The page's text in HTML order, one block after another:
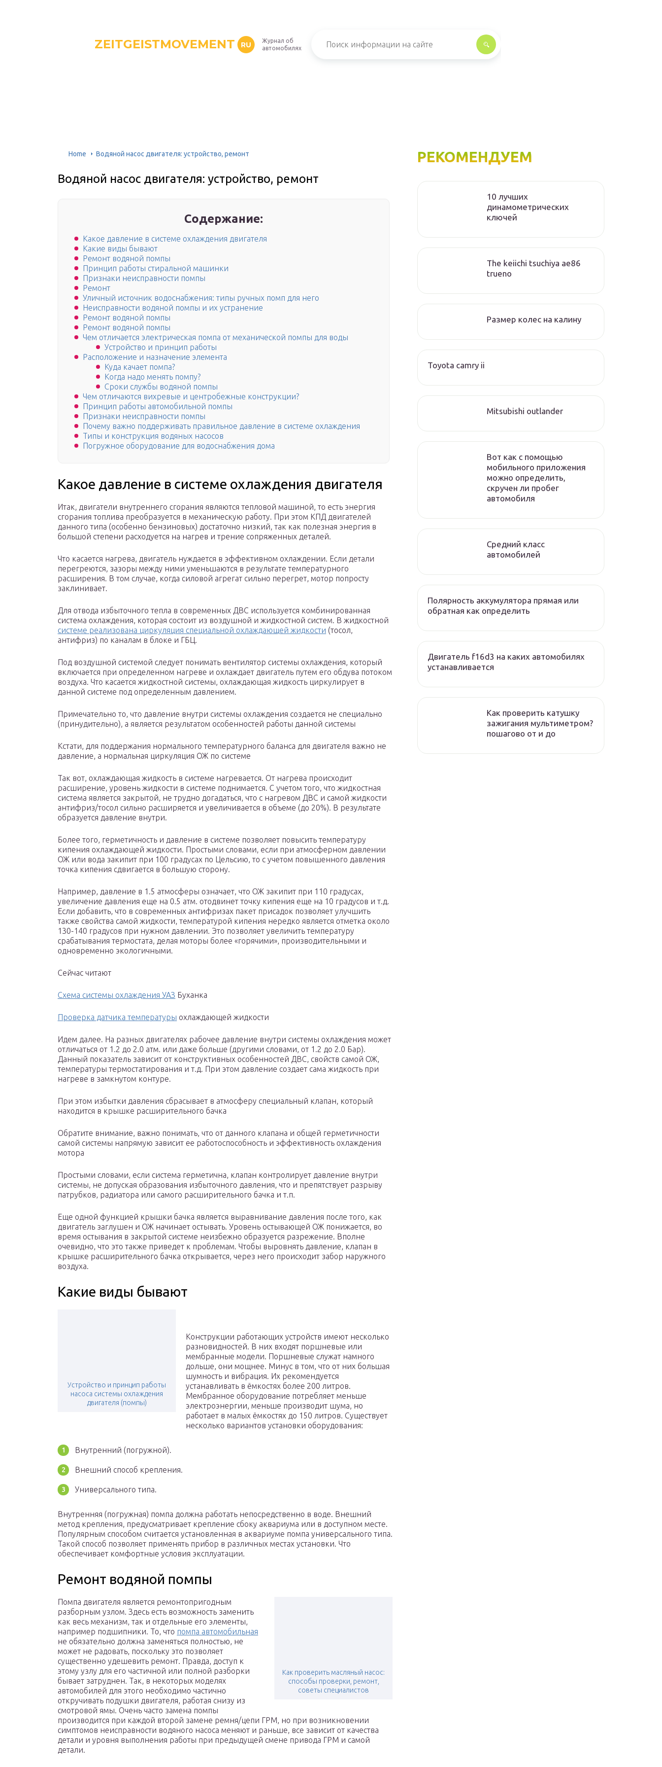
ZEITGEISTMOVEMENT RU
Журнал об
автомобилях
Home Водяной насос двигателя: устройство, ремонт
Водяной насос двигателя: устройство, ремонт
Содержание:
Какое давление в системе охлаждения двигателя
Какие виды бывают
Ремонт водяной помпы
Принцип работы стиральной машинки
Признаки неисправности помпы
Ремонт
Уличный источник водоснабжения: типы ручных помп для него
Неисправности водяной помпы и их устранение
Ремонт водяной помпы
Ремонт водяной помпы
Чем отличается электрическая помпа от механической помпы для воды
Устройство и принцип работы
Расположение и назначение элемента
Куда качает помпа?
Когда надо менять помпу?
Сроки службы водяной помпы
Чем отличаются вихревые и центробежные конструкции?
Принцип работы автомобильной помпы
Признаки неисправности помпы
Почему важно поддерживать правильное давление в системе охлаждения
Типы и конструкция водяных насосов
Погружное оборудование для водоснабжения дома
Какое давление в системе охлаждения двигателя
Итак, двигатели внутреннего сгорания являются тепловой машиной, то есть энергия
сгорания топлива преобразуется в механическую работу. При этом КПД двигателей
данного типа (особенно бензиновых) достаточно низкий, так как полезная энергия в
большой степени расходуется на нагрев и трение сопряженных деталей.
Что касается нагрева, двигатель нуждается в эффективном охлаждении. Если детали
перегреются, зазоры между ними уменьшаются в результате температурного
расширения. В том случае, когда силовой агрегат сильно перегрет, мотор попросту
заклинивает.
Для отвода избыточного тепла в современных ДВС используется комбинированная
система охлаждения, которая состоит из воздушной и жидкостной систем. В жидкостной
системе реализована циркуляция специальной охлаждающей жидкости (тосол,
антифриз) по каналам в блоке и ГБЦ.
Под воздушной системой следует понимать вентилятор системы охлаждения, который
включается при определенном нагреве и охлаждает двигатель путем его обдува потоком
воздуха. Что касается жидкостной системы, охлаждающая жидкость циркулирует в
данной системе под определенным давлением.
Примечательно то, что давление внутри системы охлаждения создается не специально
(принудительно), а является результатом особенностей работы данной системы
Кстати, для поддержания нормального температурного баланса для двигателя важно не
давление, а нормальная циркуляция ОЖ по системе
Так вот, охлаждающая жидкость в системе нагревается. От нагрева происходит
расширение, уровень жидкости в системе поднимается. С учетом того, что жидкостная
система является закрытой, не трудно догадаться, что с нагревом ДВС и самой жидкости
антифриз/тосол сильно расширяется и увеличивается в объеме (до 20%). В результате
образуется давление внутри.
Более того, герметичность и давление в системе позволяет повысить температуру
кипения охлаждающей жидкости. Простыми словами, если при атмосферном давлении
ОЖ или вода закипит при 100 градусах по Цельсию, то с учетом повышенного давления
точка кипения сдвигается в большую сторону.
Например, давление в 1.5 атмосферы означает, что ОЖ закипит при 110 градусах,
увеличение давления еще на 0.5 атм. отодвинет точку кипения еще на 10 градусов и т.д.
Если добавить, что в современных антифризах пакет присадок позволяет улучшить
также свойства самой жидкости, температурой кипения нередко является отметка около
130-140 градусов при нужном давлении. Это позволяет увеличить температуру
срабатывания термостата, делая моторы более «горячими», производительными и
одновременно экологичными.
Сейчас читают
Схема системы охлаждения УАЗ Буханка
Проверка датчика температуры охлаждающей жидкости
Идем далее. На разных двигателях рабочее давление внутри системы охлаждения может
отличаться от 1.2 до 2.0 атм. или даже больше (другими словами, от 1.2 до 2.0 Бар).
Данный показатель зависит от конструктивных особенностей ДВС, свойств самой ОЖ,
температуры термостатирования и т.д. При этом давление создает сама жидкость при
нагреве в замкнутом контуре.
При этом избытки давления сбрасывает в атмосферу специальный клапан, который
находится в крышке расширительного бачка
Обратите внимание, важно понимать, что от данного клапана и общей герметичности
самой системы напрямую зависит ее работоспособность и эффективность охлаждения
мотора
Простыми словами, если система герметична, клапан контролирует давление внутри
системы, не допуская образования избыточного давления, что и препятствует разрыву
патрубков, радиатора или самого расширительного бачка и т.п.
Еще одной функцией крышки бачка является выравнивание давления после того, как
двигатель заглушен и ОЖ начинает остывать. Уровень остывающей ОЖ понижается, во
время остывания в закрытой системе неизбежно образуется разрежение. Вполне
очевидно, что это также приведет к проблемам. Чтобы выровнять давление, клапан в
крышке расширительного бачка открывается, через него происходит забор наружного
воздуха.
Какие виды бывают
Устройство и принцип работы
насоса системы охлаждения
двигателя (помпы)
Конструкции работающих устройств имеют несколько
разновидностей. В них входят поршневые или
мембранные модели. Поршневые служат намного
дольше, они мощнее. Минус в том, что от них большая
шумность и вибрация. Их рекомендуется
устанавливать в ёмкостях более 200 литров.
Мембранное оборудование потребляет меньше
электроэнергии, меньше производит шума, но
работает в малых ёмкостях до 150 литров. Существует
несколько вариантов установки оборудования:
Внутренний (погружной).
Внешний способ крепления.
Универсального типа.
Внутренняя (погружная) помпа должна работать непосредственно в воде. Внешний
метод крепления, предусматривает крепление сбоку аквариума или в доступном месте.
Популярным способом считается установленная в аквариуме помпа универсального типа.
Такой способ позволяет применять прибор в различных местах установки. Что
обеспечивает комфортные условия эксплуатации.
Ремонт водяной помпы
Как проверить масляный насос:
способы проверки, ремонт,
советы специалистов
Помпа двигателя является ремонтопригодным
разборным узлом. Здесь есть возможность заменить
как весь механизм, так и отдельные его элементы,
например подшипники. То, что помпа автомобильная
не обязательно должна заменяться полностью, не
может не радовать, поскольку это позволяет
существенно удешевить ремонт. Правда, доступ к
этому узлу для его частичной или полной разборки
бывает затруднен. Так, в некоторых моделях
автомобилей для этого необходимо частично
откручивать подушки двигателя, работая снизу из
смотровой ямы. Очень часто замена помпы
производится при каждой второй замене ремня/цепи ГРМ, но при возникновении
симптомов неисправности водяного насоса меняют и раньше, все зависит от качества
детали и уровня выполнения работы при предыдущей смене привода ГРМ и самой
детали.
РЕКОМЕНДУЕМ
10 лучших
динамометрических
ключей
The keiichi tsuchiya ae86
trueno
Размер колес на калину
Toyota camry ii
Mitsubishi outlander
Вот как с помощью
мобильного приложения
можно определить,
скручен ли пробег
автомобиля
Средний класс
автомобилей
Полярность аккумулятора прямая или
обратная как определить
Двигатель f16d3 на каких автомобилях
устанавливается
Как проверить катушку
зажигания мультиметром?
пошагово от и до